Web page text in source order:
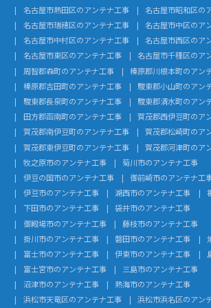
名古屋市熱田区のアンテナ工事
名古屋市昭和区の
名古屋市瑞穂区のアンテナ工事
名古屋市中区のア
名古屋市中村区のアンテナ工事
名古屋市西区のア
名古屋市東区のアンテナ工事
名古屋市千種区のア
周智郡森町のアンテナ工事
榛原郡川根本町のアン
榛原郡吉田町のアンテナ工事
駿東郡小山町のアン
駿東郡長泉町のアンテナ工事
駿東郡清水町のアン
田方郡函南町のアンテナ工事
賀茂郡西伊豆町のア
賀茂郡南伊豆町のアンテナ工事
賀茂郡松崎町のア
賀茂郡東伊豆町のアンテナ工事
賀茂郡河津町のア
牧之原市のアンテナ工事
菊川市のアンテナ工事
伊豆の国市のアンテナ工事
御前崎市のアンテナ工
伊豆市のアンテナ工事
湖西市のアンテナ工事
下田市のアンテナ工事
袋井市のアンテナ工事
御殿場市のアンテナ工事
藤枝市のアンテナ工事
掛川市のアンテナ工事
磐田市のアンテナ工事
富士市のアンテナ工事
伊東市のアンテナ工事
富士宮市のアンテナ工事
三島市のアンテナ工事
沼津市のアンテナ工事
熱海市のアンテナ工事
浜松市天竜区のアンテナ工事
浜松市浜名区のアン